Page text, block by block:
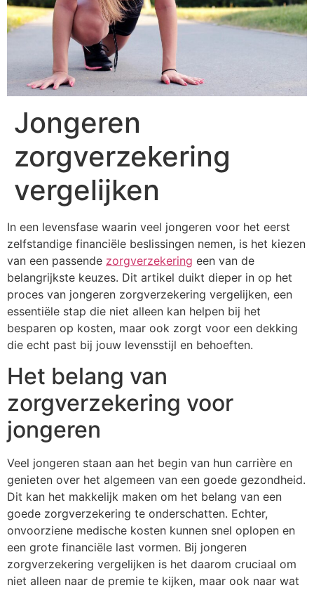
Jongeren
zorgverzekering
vergelijken
In een levensfase waarin veel jongeren voor het eerst
zelfstandige financiële beslissingen nemen, is het kiezen
van een passende zorgverzekering een van de
belangrijkste keuzes. Dit artikel duikt dieper in op het
proces van jongeren zorgverzekering vergelijken, een
essentiële stap die niet alleen kan helpen bij het
besparen op kosten, maar ook zorgt voor een dekking
die echt past bij jouw levensstijl en behoeften.
Het belang van
zorgverzekering voor
jongeren
Veel jongeren staan aan het begin van hun carrière en
genieten over het algemeen van een goede gezondheid.
Dit kan het makkelijk maken om het belang van een
goede zorgverzekering te onderschatten. Echter,
onvoorziene medische kosten kunnen snel oplopen en
een grote financiële last vormen. Bij jongeren
zorgverzekering vergelijken is het daarom cruciaal om
niet alleen naar de premie te kijken, maar ook naar wat